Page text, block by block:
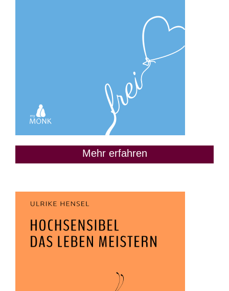
Mehr erfahren